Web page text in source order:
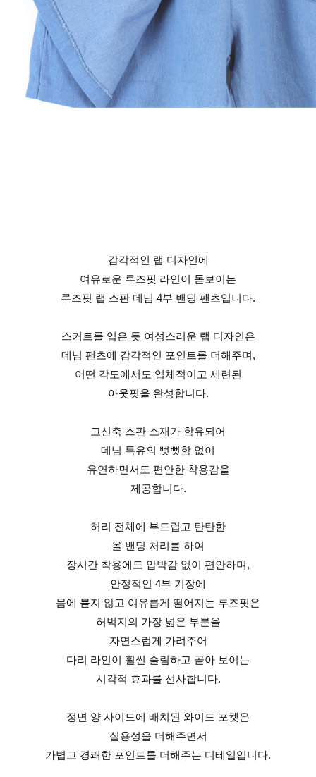
감각적인 랩 디자인에
여유로운 루즈핏 라인이 돋보이는
루즈핏 랩 스판 데님 4부 밴딩 팬츠입니다.
스커트를 입은 듯 여성스러운 랩 디자인은
데님 팬츠에 감각적인 포인트를 더해주며,
어떤 각도에서도 입체적이고 세련된
아웃핏을 완성합니다.
고신축 스판 소재가 함유되어
데님 특유의 뻣뻣함 없이
유연하면서도 편안한 착용감을
제공합니다.
허리 전체에 부드럽고 탄탄한
올 밴딩 처리를 하여
장시간 착용에도 압박감 없이 편안하며,
안정적인 4부 기장에
몸에 붙지 않고 여유롭게 떨어지는 루즈핏은
허벅지의 가장 넓은 부분을
자연스럽게 가려주어
다리 라인이 훨씬 슬림하고 곧아 보이는
시각적 효과를 선사합니다.
정면 양 사이드에 배치된 와이드 포켓은
실용성을 더해주면서